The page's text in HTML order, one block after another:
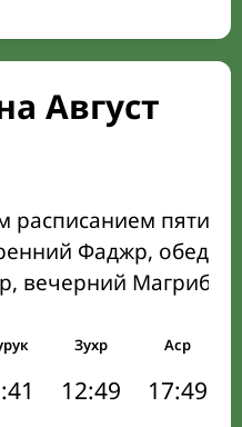
Август
расписанием пяти
Фаджр,
вечерний Магриб
Зухр Аср
12:49 17:49